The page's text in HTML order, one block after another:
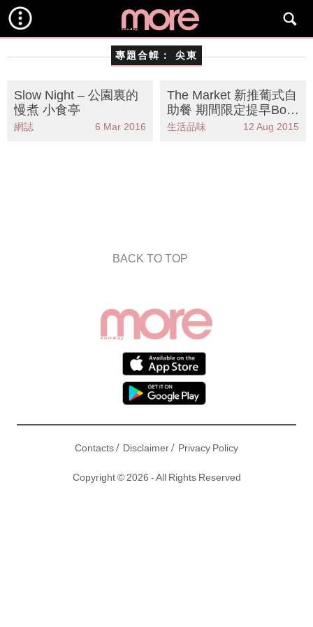
專題合輯： 尖東
Slow Night – 公園裏的
慢煮 小食亭
網誌 6 Mar 2016
The Market 新推葡式自
助餐 期間限定提早Boo
k位！
生活品味 12 Aug 2015
BACK TO TOP
Contacts/ Disclaimer/ Privacy Policy
Copyright © 2026 - All Rights Reserved